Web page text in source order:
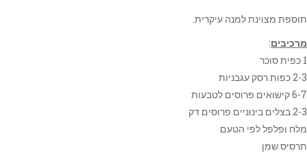
תוספת מצוינת למנה עיקרית.
מרכיבים:
1 כפית סוכר
2-3 כפות רסק עגבניות
6-7 קישואים פרוסים לטבעות
2-3 בצלים בינוניים פרוסים דק
מלח ופלפל לפי הטעם
תרסיס שמן